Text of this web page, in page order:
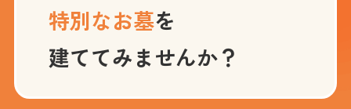
特別なお墓を
建ててみませんか？